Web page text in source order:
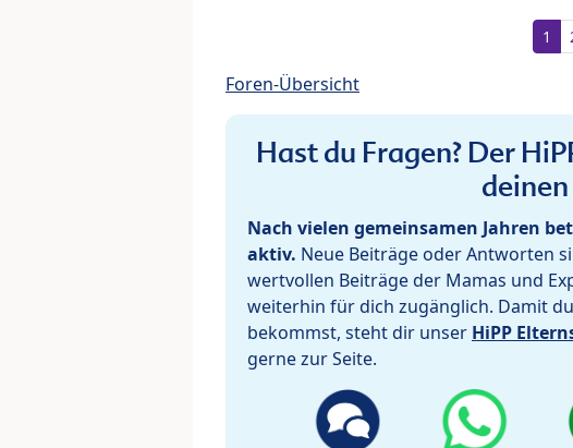
1
Foren-Übersicht
Hast du Fragen? Der
Nach vielen gemeinsamen Jahren
aktiv. Neue Beiträge oder Antworten
wertvollen Beiträge der Mamas und
weiterhin für dich zugänglich. Damit
bekommst, steht dir unser HiPP
gerne zur Seite.